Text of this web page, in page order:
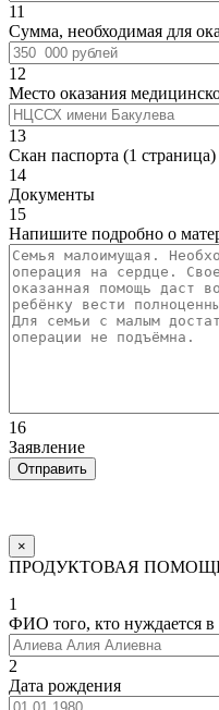
11
Сумма, необходимая для
12
Место оказания
13
Скан паспорта (1 страница)
14
Документы
15
Напишите подробно о
16
Заявление
×
ПРОДУКТОВАЯ
1
ФИО того, кто нуждается
2
Дата рождения